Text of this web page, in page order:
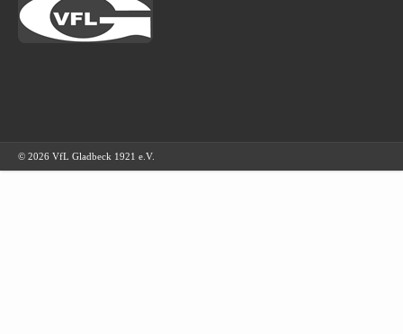
© 2026 VfL Gladbeck 1921 e.V.